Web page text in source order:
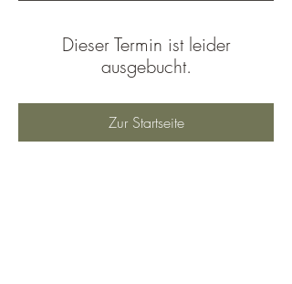
Dieser Termin ist leider
ausgebucht.
Zur Startseite